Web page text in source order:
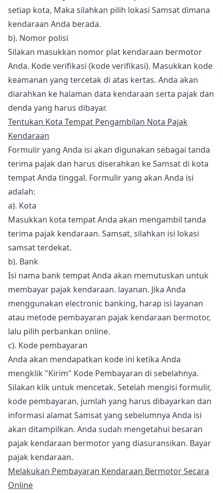
setiap kota, Maka silahkan pilih lokasi Samsat dimana
kendaraan Anda berada.
b). Nomor polisi
Silakan masukkan nomor plat kendaraan bermotor
Anda. Kode verifikasi (kode verifikasi). Masukkan kode
keamanan yang tercetak di atas kertas. Anda akan
diarahkan ke halaman data kendaraan serta pajak dan
denda yang harus dibayar.
Tentukan Kota Tempat Pengambilan Nota Pajak
Kendaraan
Formulir yang Anda isi akan digunakan sebagai tanda
terima pajak dan harus diserahkan ke Samsat di kota
tempat Anda tinggal. Formulir yang akan Anda isi
adalah:
a). Kota
Masukkan kota tempat Anda akan mengambil tanda
terima pajak kendaraan. Samsat, silahkan isi lokasi
samsat terdekat.
b). Bank
Isi nama bank tempat Anda akan memutuskan untuk
membayar pajak kendaraan. layanan. Jika Anda
menggunakan electronic banking, harap isi layanan
atau metode pembayaran pajak kendaraan bermotor,
lalu pilih perbankan online.
c). Kode pembayaran
Anda akan mendapatkan kode ini ketika Anda
mengklik "Kirim" Kode Pembayaran di sebelahnya.
Silakan klik untuk mencetak. Setelah mengisi formulir,
kode pembayaran, jumlah yang harus dibayarkan dan
informasi alamat Samsat yang sebelumnya Anda isi
akan ditampilkan. Anda sudah mengetahui besaran
pajak kendaraan bermotor yang diasuransikan. Bayar
pajak kendaraan.
Melakukan Pembayaran Kendaraan Bermotor Secara
Online